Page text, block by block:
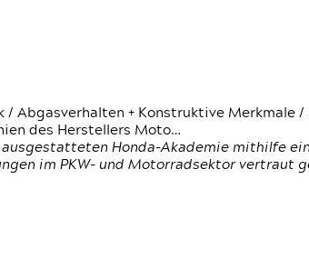
Abgasverhalten + Konstruktive Merkmale
des Herstellers Moto…
Honda-Akademie mithilfe
im PKW- und Motorradsektor vertraut